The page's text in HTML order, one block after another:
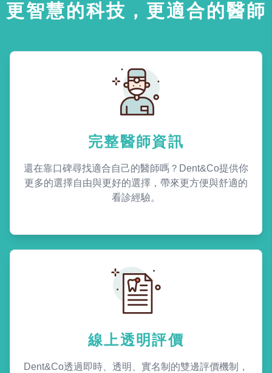
更智慧的科技，更適合的醫師
完整醫師資訊
還在靠口碑尋找適合自己的醫師嗎？Dent&Co提供你
更多的選擇自由與更好的選擇，帶來更方便與舒適的
看診經驗。
線上透明評價
Dent&Co透過即時、透明、實名制的雙邊評價機制，